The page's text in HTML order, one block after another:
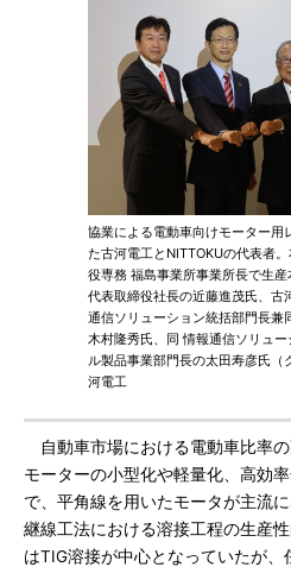
協業による電動車向けモーター用
た古河電工とNITTOKUの代表者
役専務 福島事業所事業所長で生
代表取締役社長の近藤進茂氏、古
通信ソリューション統括部門長兼
木村隆秀氏、同 情報通信ソリュ
ル製品事業部門長の太田寿彦氏（
河電工
自動車市場における電動車比率
モーターの小型化や軽量化、高効
で、平角線を用いたモータが主流
継線工法における溶接工程の生産
はTIG溶接が中心となっていたが、